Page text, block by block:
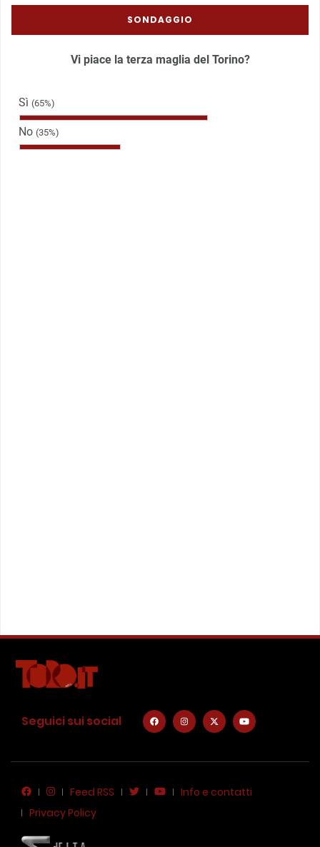
SONDAGGIO
Vi piace la terza maglia del Torino?
Sì (65%)
No (35%)
Seguici sui social
Feed RSS
Info e contatti
Privacy Policy